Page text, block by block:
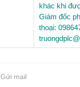
khác khi
Giám đốc
thoại:
Gửi mail